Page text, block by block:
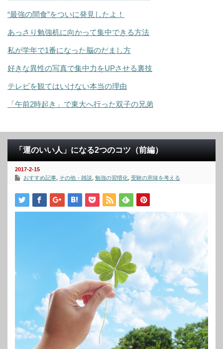
“最強の間食”をついに発見したよ！
あっさり勉強机に向かって集中できる方法
私が学年で1番になった脳のだまし方
好きな異性の写真で集中力をUPさせる裏技
テレビを観てはいけない本当の理由
「午前2時起き」で東大へ行った双子の兄弟
「運のいい人」になる2つのコツ（前編）
2017-2-15
おすすめ記事 その他・雑談 勉強の習慣化 受験の意味を考える